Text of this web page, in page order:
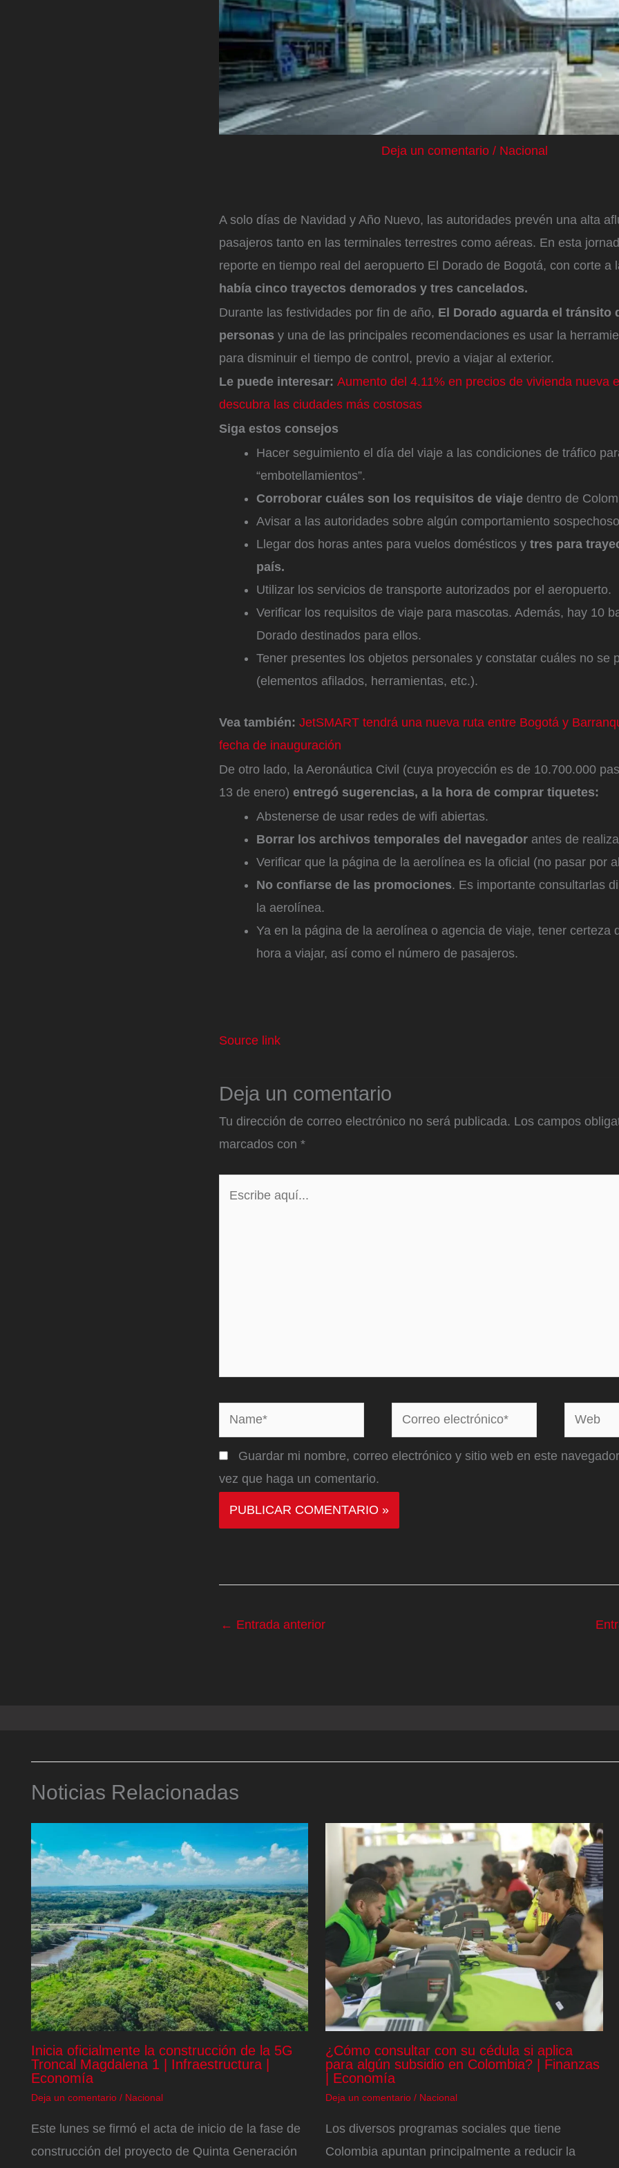
Deja un comentario / Nacional
A solo días de Navidad y Año Nuevo, las autoridades prevén una alta
pasajeros tanto en las terminales terrestres como aéreas. En esta
reporte en tiempo real del aeropuerto El Dorado de Bogotá, con corte a
había cinco trayectos demorados y tres cancelados.
Durante las festividades por fin de año, El Dorado aguarda el tránsito
personas y una de las principales recomendaciones es usar la
para disminuir el tiempo de control, previo a viajar al exterior.
Le puede interesar: Aumento del 4.11% en precios de vivienda nueva
descubra las ciudades más costosas
Siga estos consejos
Hacer seguimiento el día del viaje a las condiciones de tráfico
“embotellamientos”.
Corroborar cuáles son los requisitos de viaje dentro de
Avisar a las autoridades sobre algún comportamiento
Llegar dos horas antes para vuelos domésticos y tres para
país.
Utilizar los servicios de transporte autorizados por el aeropuerto.
Verificar los requisitos de viaje para mascotas. Además, hay 10
Dorado destinados para ellos.
Tener presentes los objetos personales y constatar cuáles no se
(elementos afilados, herramientas, etc.).
Vea también: JetSMART tendrá una nueva ruta entre Bogotá y
fecha de inauguración
De otro lado, la Aeronáutica Civil (cuya proyección es de 10.700.000
13 de enero) entregó sugerencias, a la hora de comprar tiquetes:
Abstenerse de usar redes de wifi abiertas.
Borrar los archivos temporales del navegador antes de
Verificar que la página de la aerolínea es la oficial (no pasar por
No confiarse de las promociones. Es importante consultarlas
la aerolínea.
Ya en la página de la aerolínea o agencia de viaje, tener certeza
hora a viajar, así como el número de pasajeros.
Source link
Deja un comentario
Tu dirección de correo electrónico no será publicada. Los campos
marcados con *
Name*
Correo
electrónico*
Web
Guardar mi nombre, correo electrónico y sitio web en este
vez que haga un comentario.
← Entrada anterior
Noticias Relacionadas
Inicia oficialmente la construcción de la 5G
Troncal Magdalena 1 | Infraestructura |
Economía
Deja un comentario / Nacional
Este lunes se firmó el acta de inicio de la fase de
construcción del proyecto de Quinta Generación
¿Cómo consultar con su cédula si aplica
para algún subsidio en Colombia? | Finanzas
| Economía
Deja un comentario / Nacional
Los diversos programas sociales que tiene
Colombia apuntan principalmente a reducir la